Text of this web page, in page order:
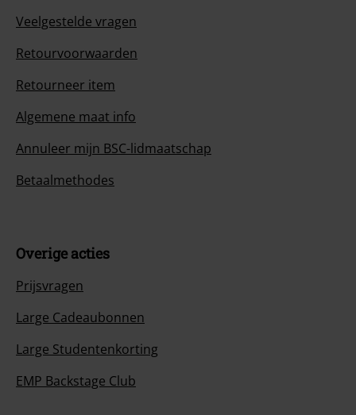
Veelgestelde vragen
Retourvoorwaarden
Retourneer item
Algemene maat info
Annuleer mijn BSC-lidmaatschap
Betaalmethodes
Overige acties
Prijsvragen
Large Cadeaubonnen
Large Studentenkorting
EMP Backstage Club